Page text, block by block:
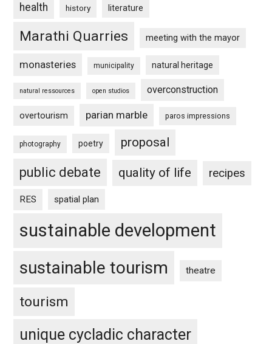
health history literature
Marathi Quarries meeting with the mayor
monasteries municipality natural heritage
natural ressources open studios overconstruction
overtourism parian marble paros impressions
photography poetry proposal
public debate quality of life recipes
RES spatial plan
sustainable development
sustainable tourism theatre
tourism
unique cycladic character